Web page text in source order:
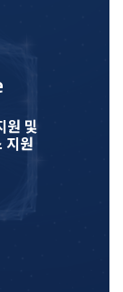
원 및
지원